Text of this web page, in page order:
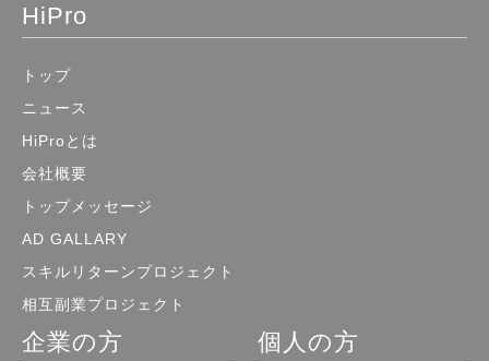
HiPro
トップ
ニュース
HiProとは
会社概要
トップメッセージ
AD GALLARY
スキルリターンプロジェクト
相互副業プロジェクト
企業の方 個人の方